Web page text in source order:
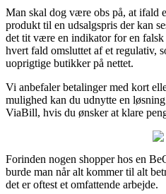
Man skal dog være obs på, at ifald
produkt til en udsalgspris der kan
det tit være en indikator for en
hvert fald omsluttet af et regulativ,
uoprigtige butikker på nettet.
Vi anbefaler betalinger med kort
mulighed kan du udnytte en
ViaBill, hvis du ønsker at klare
Forinden nogen shopper hos en
burde man når alt kommer til alt
det er oftest et omfattende arbejde.